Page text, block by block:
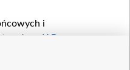
i
z IAB
reklam,
treści, pomiaru